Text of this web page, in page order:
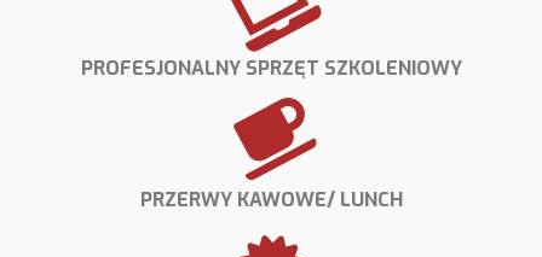
PROFESJONALNY SPRZĘT SZKOLENIOWY
PRZERWY KAWOWE/ LUNCH